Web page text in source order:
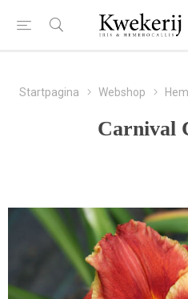
Startpagina Webshop
Carnival